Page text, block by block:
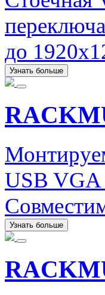
до
Узнать больше
USB VGA
Узнать больше